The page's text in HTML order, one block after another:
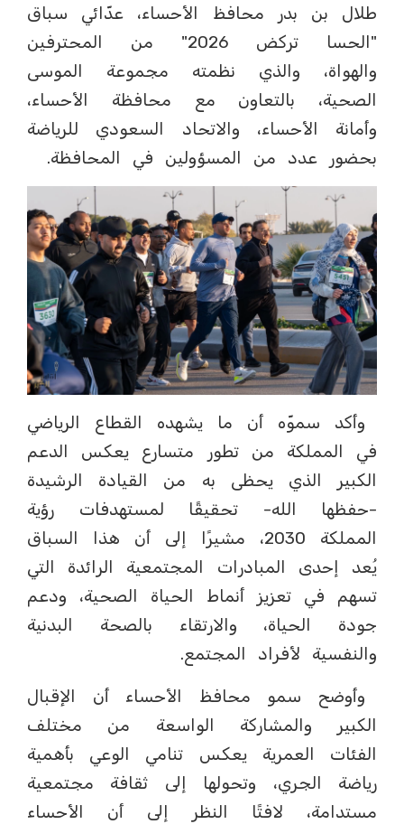
طلال بن بدر محافظ الأحساء، عدّائي سباق
"الحسا تركض 2026" من المحترفين
والهواة، والذي نظمته مجموعة الموسى
الصحية، بالتعاون مع محافظة الأحساء،
وأمانة الأحساء، والاتحاد السعودي للرياضة
بحضور عدد من المسؤولين في المحافظة.
وأكد سموّه أن ما يشهده القطاع الرياضي
في المملكة من تطور متسارع يعكس الدعم
الكبير الذي يحظى به من القيادة الرشيدة
-حفظها الله- تحقيقًا لمستهدفات رؤية
المملكة 2030، مشيرًا إلى أن هذا السباق
يُعد إحدى المبادرات المجتمعية الرائدة التي
تسهم في تعزيز أنماط الحياة الصحية، ودعم
جودة الحياة، والارتقاء بالصحة البدنية
والنفسية لأفراد المجتمع.
وأوضح سمو محافظ الأحساء أن الإقبال
الكبير والمشاركة الواسعة من مختلف
الفئات العمرية يعكس تنامي الوعي بأهمية
رياضة الجري، وتحولها إلى ثقافة مجتمعية
مستدامة، لافتًا النظر إلى أن الأحساء